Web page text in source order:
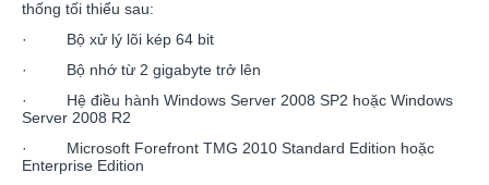
thống tối thiểu sau:
· Bộ xử lý lõi kép 64 bit
· Bộ nhớ từ 2 gigabyte trở lên
· Hệ điều hành Windows Server 2008 SP2 hoặc Windows
Server 2008 R2
· Microsoft Forefront TMG 2010 Standard Edition hoặc
Enterprise Edition